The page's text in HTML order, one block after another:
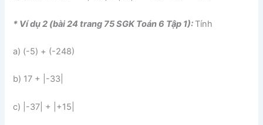
* Ví dụ 2 (bài 24 trang 75 SGK Toán 6 Tập 1): Tính
a) (-5) + (-248)
b) 17 + |-33|
c) |-37| + |+15|